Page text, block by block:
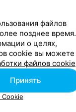
файлов
позднее время.
о целях,
cookie вы можете
файлов cookie
Принять